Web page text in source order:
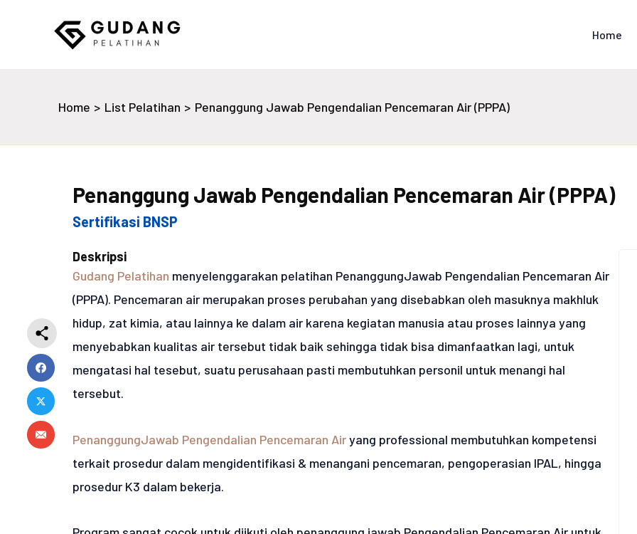
Home
Home List Pelatihan Penanggung Jawab Pengendalian Pencemaran Air (PPPA)
Penanggung Jawab Pengendalian Pencemaran Air (PPPA)
Sertifikasi BNSP
Deskripsi
Gudang Pelatihan menyelenggarakan pelatihan PenanggungJawab Pengendalian Pencemaran Air
(PPPA). Pencemaran air merupakan proses perubahan yang disebabkan oleh masuknya makhluk
hidup, zat kimia, atau lainnya ke dalam air karena kegiatan manusia atau proses lainnya yang
menyebabkan kualitas air tersebut tidak baik sehingga tidak bisa dimanfaatkan lagi, untuk
mengatasi hal tesebut, suatu perusahaan pasti membutuhkan personil untuk menangi hal
tersebut.
PenanggungJawab Pengendalian Pencemaran Airyang professional membutuhkan kompetensi
terkait prosedur dalam mengidentifikasi & menangani pencemaran, pengoperasian IPAL, hingga
prosedur K3 dalam bekerja.